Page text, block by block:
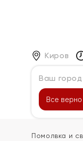
Киров
Ваш
Все верно
Помолвка и